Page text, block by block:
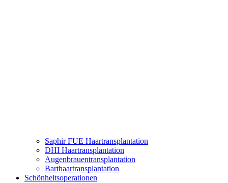
Saphir FUE Haartransplantation
DHI Haartransplantation
Augenbrauentransplantation
Barthaartransplantation
Schönheitsoperationen